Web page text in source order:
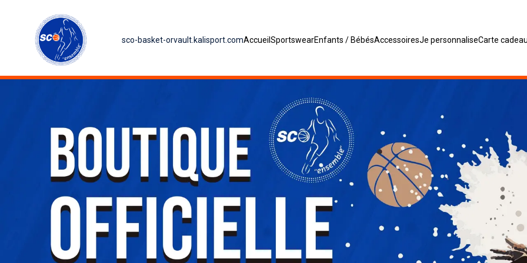
sco-basket-orvault.kalisport.comAccueilSportswearEnfants / BébésAccessoiresJe personnaliseCarte